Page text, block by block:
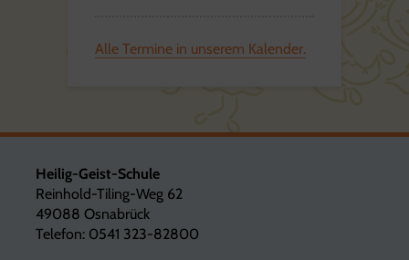
Alle Termine in unserem Kalender.
Heilig-Geist-Schule
Reinhold-Tiling-Weg 62
49088 Osnabrück
Telefon: 0541 323-82800